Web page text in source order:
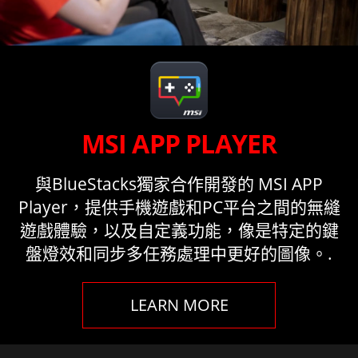
MSI APP PLAYER
與BlueStacks獨家合作開發的 MSI APP
Player，提供手機遊戲和PC平台之間的無縫
遊戲體驗，以及自定義功能，像是特定的鍵
盤燈效和同步多任務處理中更好的圖像。.
LEARN MORE